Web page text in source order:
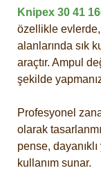
Knipex 30 41
özellikle
alanlarında sık
araçtır. Ampul
şekilde
Profesyonel
olarak
pense,
kullanım sunar.